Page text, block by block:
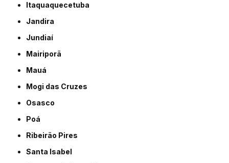
Itaquaquecetuba
Jandira
Jundiaí
Mairiporã
Mauá
Mogi das Cruzes
Osasco
Poá
Ribeirão Pires
Santa Isabel